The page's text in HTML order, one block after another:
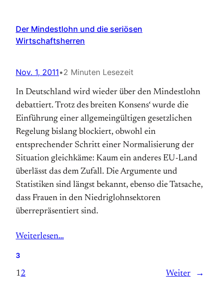
Der Mindestlohn und die seriösen
Wirtschaftsherren
Nov. 1, 2011•2 Minuten Lesezeit
In Deutschland wird wieder über den Mindestlohn
debattiert. Trotz des breiten Konsens‘ wurde die
Einführung einer allgemeingültigen gesetzlichen
Regelung bislang blockiert, obwohl ein
entsprechender Schritt einer Normalisierung der
Situation gleichkäme: Kaum ein anderes EU-Land
überlässt das dem Zufall. Die Argumente und
Statistiken sind längst bekannt, ebenso die Tatsache,
dass Frauen in den Niedriglohnsektoren
überrepräsentiert sind.
Weiterlesen…
3
12 Weiter →